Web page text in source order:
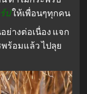
ปให้เพื่อนๆทุกคน
ย่างต่อเนื่อง แจก
ร้อมแล้ว ไปลุย